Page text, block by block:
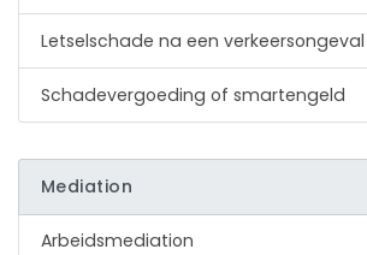
Letselschade na een verkeersongeval
Schadevergoeding of smartengeld
Mediation
Arbeidsmediation